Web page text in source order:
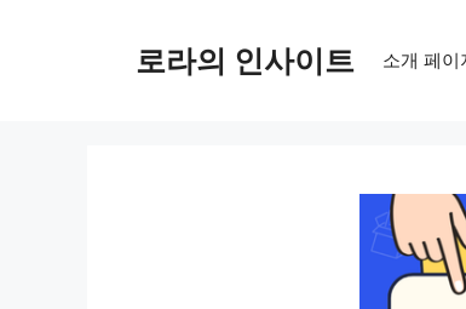
로라의 인사이트 소개 페